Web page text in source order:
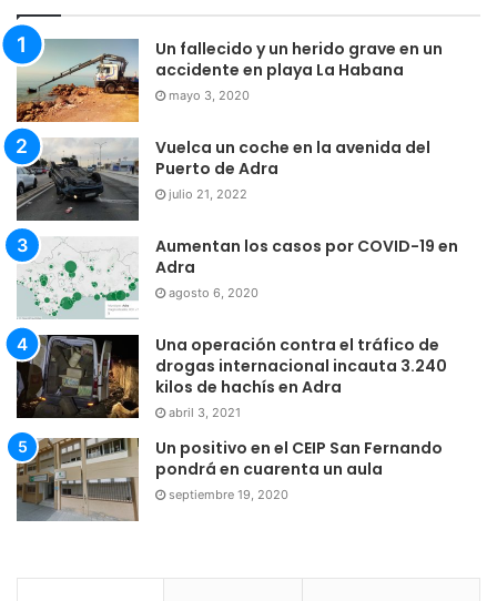
Un fallecido y un herido grave en un
accidente en playa La Habana
mayo 3, 2020
Vuelca un coche en la avenida del
Puerto de Adra
julio 21, 2022
Aumentan los casos por COVID-19 en
Adra
agosto 6, 2020
Una operación contra el tráfico de
drogas internacional incauta 3.240
kilos de hachís en Adra
abril 3, 2021
Un positivo en el CEIP San Fernando
pondrá en cuarenta un aula
septiembre 19, 2020